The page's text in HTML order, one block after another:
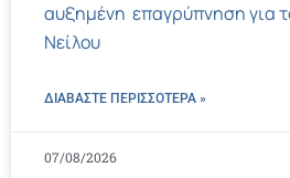
αυξημένη επαγρύπνηση για
Νείλου
ΔΙΑΒΑΣΤΕ ΠΕΡΙΣΣΌΤΕΡΑ »
07/08/2026